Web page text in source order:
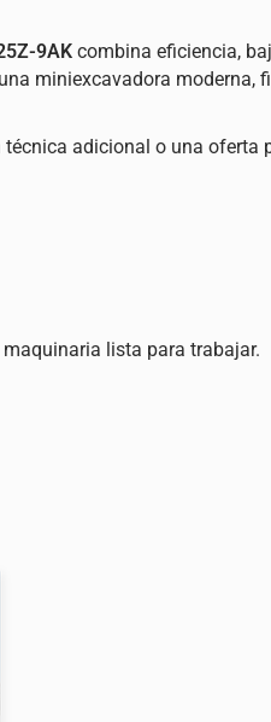
9AK combina eficiencia,
miniexcavadora moderna,
adicional o una oferta
lista para trabajar.